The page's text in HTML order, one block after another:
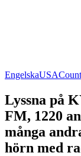
EngelskaUSA
Lyssna på
FM, 1220
många
hörn med